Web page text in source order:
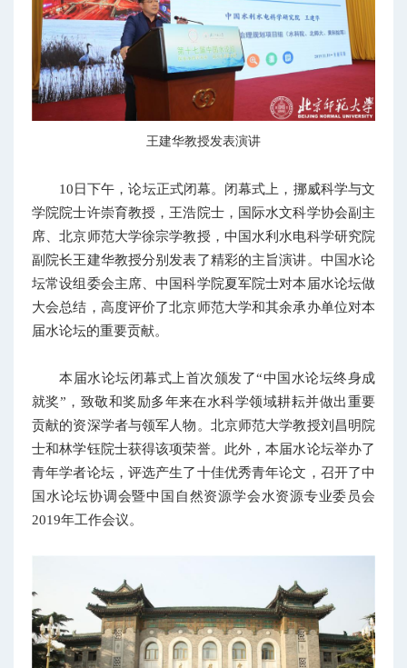
王建华教授发表演讲
10日下午，论坛正式闭幕。闭幕式上，挪威科学与文
学院院士许崇育教授，王浩院士，国际水文科学协会副主
席、北京师范大学徐宗学教授，中国水利水电科学研究院
副院长王建华教授分别发表了精彩的主旨演讲。中国水论
坛常设组委会主席、中国科学院夏军院士对本届水论坛做
大会总结，高度评价了北京师范大学和其余承办单位对本
届水论坛的重要贡献。
本届水论坛闭幕式上首次颁发了“中国水论坛终身成
就奖”，致敬和奖励多年来在水科学领域耕耘并做出重要
贡献的资深学者与领军人物。北京师范大学教授刘昌明院
士和林学钰院士获得该项荣誉。此外，本届水论坛举办了
青年学者论坛，评选产生了十佳优秀青年论文，召开了中
国水论坛协调会暨中国自然资源学会水资源专业委员会
2019年工作会议。